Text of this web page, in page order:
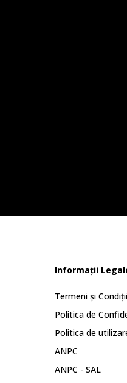
Informații
Termeni și Condiții
Politica de
Politica de
ANPC
ANPC - SAL